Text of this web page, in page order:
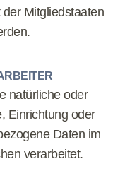
Mitgliedstaaten
natürliche oder
Einrichtung oder
Daten im
verarbeitet.